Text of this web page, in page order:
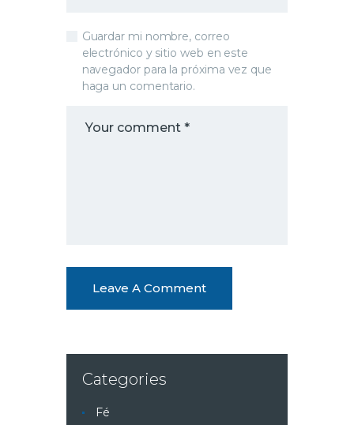
Guardar mi nombre, correo
electrónico y sitio web en este
navegador para la próxima vez que
haga un comentario.
Categories
Fé